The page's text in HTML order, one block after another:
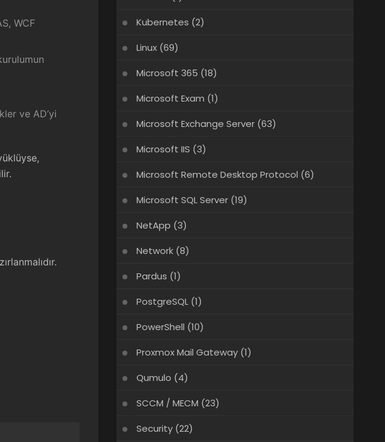
WCF
ve AD’yi
Kubernetes (2)
Linux(69)
Microsoft 365 (18)
Microsoft Exam (1)
Microsoft Exchange Server(63)
Microsoft IIS (3)
Microsoft Remote Desktop Protocol (6)
Microsoft SQL Server(19)
NetApp (3)
Network(8)
Pardus (1)
PostgreSQL(1)
PowerShell (10)
Proxmox Mail Gateway(1)
Qumulo (4)
SCCM / MECM (23)
Security(22)